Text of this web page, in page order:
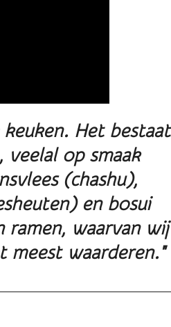
Het bestaat
op smaak
(chashu),
en bosui
ramen, waarvan wij
meest waarderen."